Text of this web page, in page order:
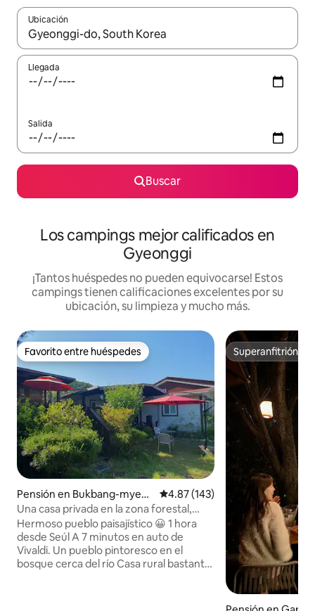
Ubicación
Cuando los resultados estén disponibles, podrás navegar
Llegada
Salida
Buscar
Los campings mejor calificados en
Gyeonggi
¡Tantos huéspedes no pueden equivocarse! Estos
campings tienen calificaciones excelentes por su
ubicación, su limpieza y mucho más.
Favorito entre huéspedes
Favorito entre huéspedes
Pensión en Bukbang-myeo
n, Hongcheon
Calificación promedio: 4.87 de
4.87 (143)
Una casa privada en la zona forestal,
Chances, como un hogar lejos de casa.
¡Relájate mientras contemplas el río y las
estrellas!
Hermoso pueblo paisajístico 😀 1 hora
desde Seúl A 7 minutos en auto de
Vivaldi. Un pueblo pintoresco en el
bosque cerca del río Casa rural bastante
Superanfitrión
Superanfitrión